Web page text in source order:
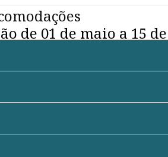
de 01 de maio a 15